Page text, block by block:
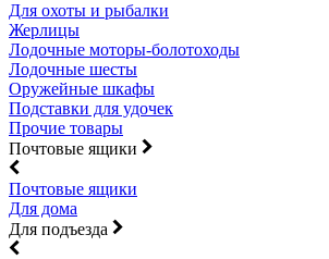
Для охоты и рыбалки
Жерлицы
Лодочные моторы-болотоходы
Лодочные шесты
Оружейные шкафы
Подставки для удочек
Прочие товары
Почтовые ящики
Почтовые ящики
Для дома
Для подъезда